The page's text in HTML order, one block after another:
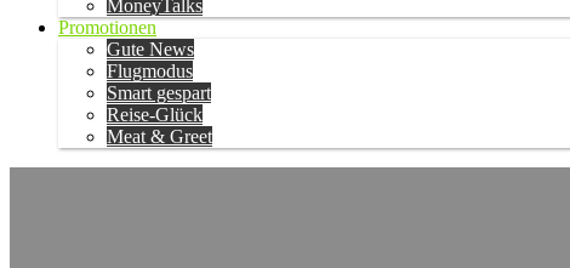
MoneyTalks
Promotionen
Gute News
Flugmodus
Smart gespart
Reise-Glück
Meat & Greet